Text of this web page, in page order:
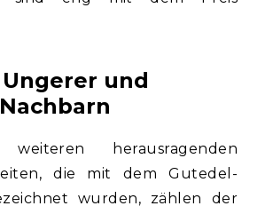
und
herausragenden
die mit dem Gutedel-
wurden, zählen der